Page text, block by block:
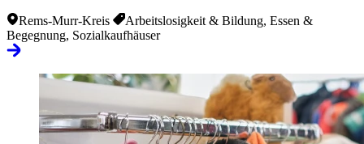
Rems-Murr-Kreis
Arbeitslosigkeit & Bildung, Essen &
Begegnung, Sozialkaufhäuser